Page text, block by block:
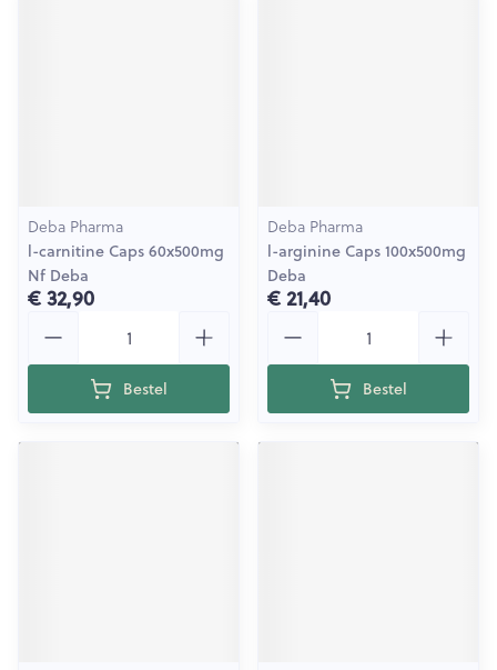
Deba Pharma
l-carnitine Caps 60x500mg
Nf Deba
€ 32,90
Bestel
Deba Pharma
l-arginine Caps 100x500mg
Deba
€ 21,40
Bestel